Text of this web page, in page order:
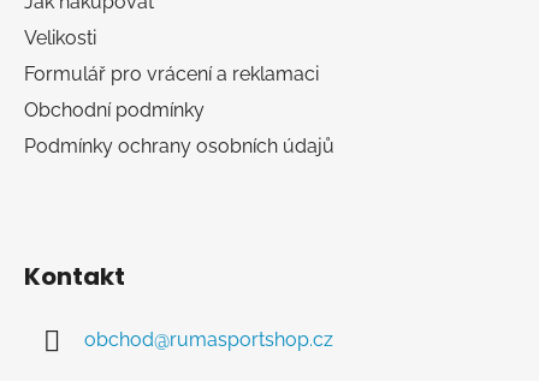
Velikosti
Formulář pro vrácení a reklamaci
Obchodní podmínky
Podmínky ochrany osobních údajů
Kontakt
obchod@rumasportshop.cz